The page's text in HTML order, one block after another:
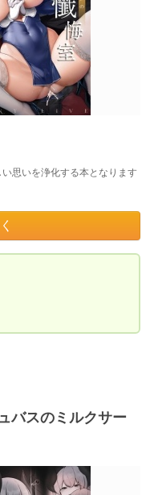
思いを浄化する本となります
バスのミルクサー